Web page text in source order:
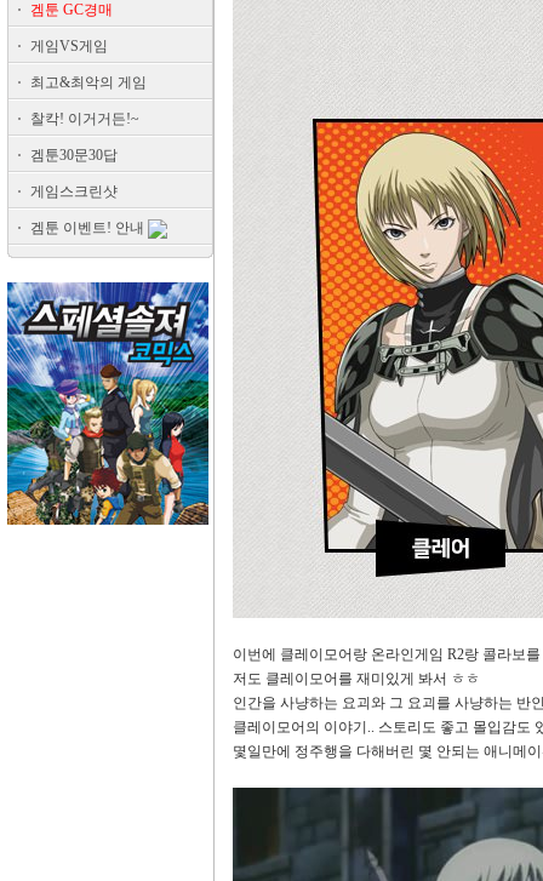
겜툰 GC경매
게임VS게임
최고&최악의 게임
찰칵! 이거거든!~
겜툰30문30답
게임스크린샷
겜툰 이벤트! 안내
이번에 클레이모어랑 온라인게임 R2랑 콜라보
저도 클레이모어를 재미있게 봐서 ㅎㅎ
인간을 사냥하는 요괴와 그 요괴를 사냥하는 반
클레이모어의 이야기.. 스토리도 좋고 몰입감도
몇일만에 정주행을 다해버린 몇 안되는 애니메